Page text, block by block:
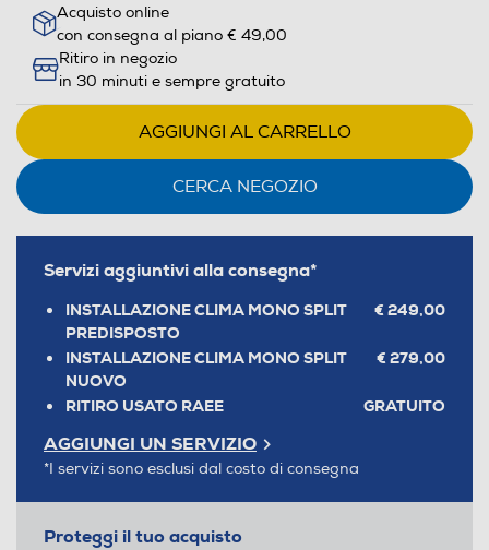
Acquisto online
con consegna al piano € 49,00
Ritiro in negozio
in 30 minuti e sempre gratuito
AGGIUNGI AL CARRELLO
CERCA NEGOZIO
Servizi aggiuntivi alla consegna*
INSTALLAZIONE CLIMA MONO SPLIT
PREDISPOSTO
€ 249,00
INSTALLAZIONE CLIMA MONO SPLIT
NUOVO
€ 279,00
RITIRO USATO RAEE GRATUITO
AGGIUNGI UN SERVIZIO
*I servizi sono esclusi dal costo di consegna
Proteggi il tuo acquisto